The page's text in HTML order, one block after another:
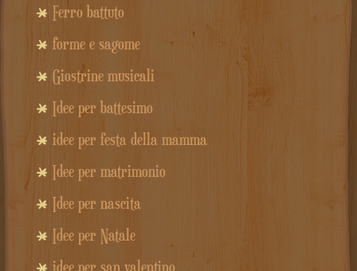
Ferro battuto
forme e sagome
Giostrine musicali
Idee per battesimo
idee per festa della mamma
Idee per matrimonio
Idee per nascita
Idee per Natale
idee per san valentino